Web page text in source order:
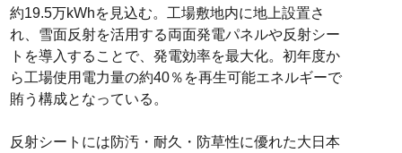
約19.5万kWhを見込む。工場敷地内に地上設置さ
れ、雪面反射を活用する両面発電パネルや反射シー
トを導入することで、発電効率を最大化。初年度か
ら工場使用電力量の約40％を再生可能エネルギーで
賄う構成となっている。
反射シートには防汚・耐久・防草性に優れた大日本